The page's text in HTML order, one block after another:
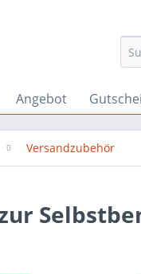
Angebot
Versandzubehör